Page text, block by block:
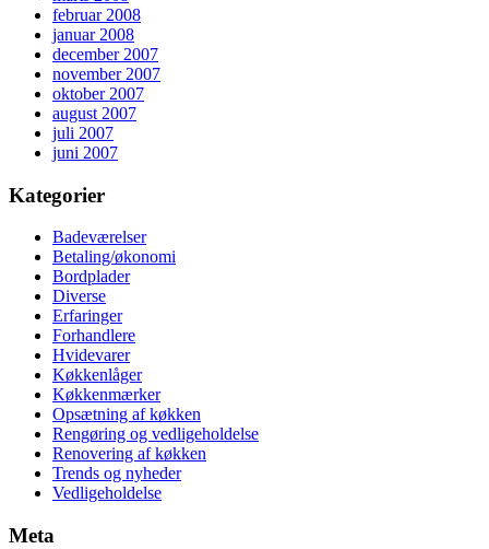
februar 2008
januar 2008
december 2007
november 2007
oktober 2007
august 2007
juli 2007
juni 2007
Kategorier
Badeværelser
Betaling/økonomi
Bordplader
Diverse
Erfaringer
Forhandlere
Hvidevarer
Køkkenlåger
Køkkenmærker
Opsætning af køkken
Rengøring og vedligeholdelse
Renovering af køkken
Trends og nyheder
Vedligeholdelse
Meta